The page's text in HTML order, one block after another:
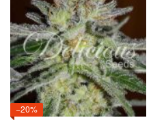
−20%